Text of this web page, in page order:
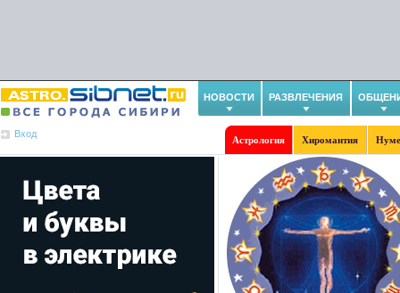
НОВОСТИ РАЗВЛЕЧЕНИЯ
Вход
Астрология Хиромантия